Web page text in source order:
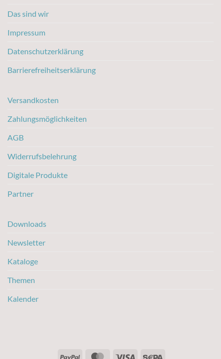
Das sind wir
Impressum
Datenschutzerklärung
Barrierefreiheitserklärung
Versandkosten
Zahlungsmöglichkeiten
AGB
Widerrufsbelehrung
Digitale Produkte
Partner
Downloads
Newsletter
Kataloge
Themen
Kalender
PayPal MasterCard
Visa Sepa